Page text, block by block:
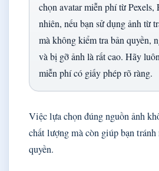
chọn avatar miễn phí từ Pexels,
nhiên, nếu bạn sử dụng ảnh từ
mà không kiểm tra bản quyền,
và bị gỡ ảnh là rất cao. Hãy
miễn phí có giấy phép rõ ràng.
Việc lựa chọn đúng nguồn ảnh
chất lượng mà còn giúp bạn
quyền.